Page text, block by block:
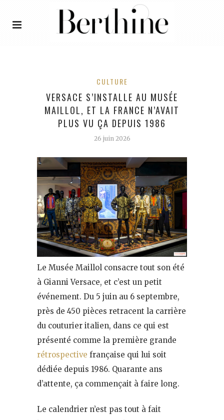
CULTURE
VERSACE S’INSTALLE AU MUSÉE
MAILLOL, ET LA FRANCE N’AVAIT
PLUS VU ÇA DEPUIS 1986
26 juin 2026
Le Musée Maillol consacre tout son été
à Gianni Versace, et c’est un petit
événement. Du 5 juin au 6 septembre,
près de 450 pièces retracent la carrière
du couturier italien, dans ce qui est
présenté comme la première grande
rétrospective française qui lui soit
dédiée depuis 1986. Quarante ans
d’attente, ça commençait à faire long.
Le calendrier n’est pas tout à fait